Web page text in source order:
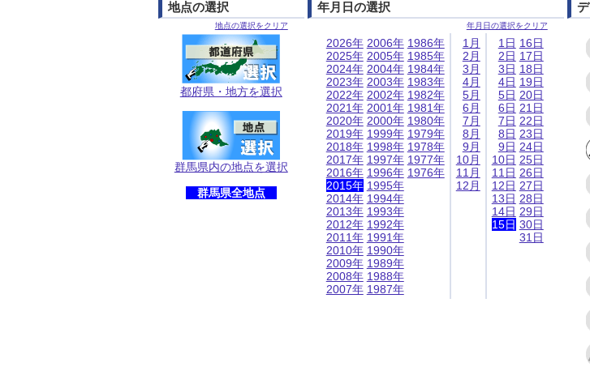
地点の選択
地点の選択をクリア
都府県・地方を選択
群馬県内の地点を選択
群馬県全地点
年月日の選択
年月日の選択をクリア
2026年
2025年
2024年
2023年
2022年
2021年
2020年
2019年
2018年
2017年
2016年
2015年
2014年
2013年
2012年
2011年
2010年
2009年
2008年
2007年
2006年
2005年
2004年
2003年
2002年
2001年
2000年
1999年
1998年
1997年
1996年
1995年
1994年
1993年
1992年
1991年
1990年
1989年
1988年
1987年
1986年
1985年
1984年
1983年
1982年
1981年
1980年
1979年
1978年
1977年
1976年
1月
2月
3月
4月
5月
6月
7月
8月
9月
10月
11月
12月
1日
2日
3日
4日
5日
6日
7日
8日
9日
10日
11日
12日
13日
14日
15日
16日
17日
18日
19日
20日
21日
22日
23日
24日
25日
26日
27日
28日
29日
30日
31日